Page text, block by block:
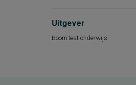
Uitgever
Boom test onderwijs